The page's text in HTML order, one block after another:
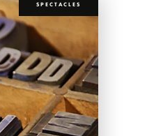
SPECTACLES